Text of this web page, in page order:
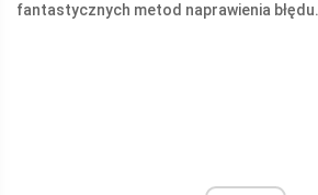
fantastycznych metod naprawienia błędu.